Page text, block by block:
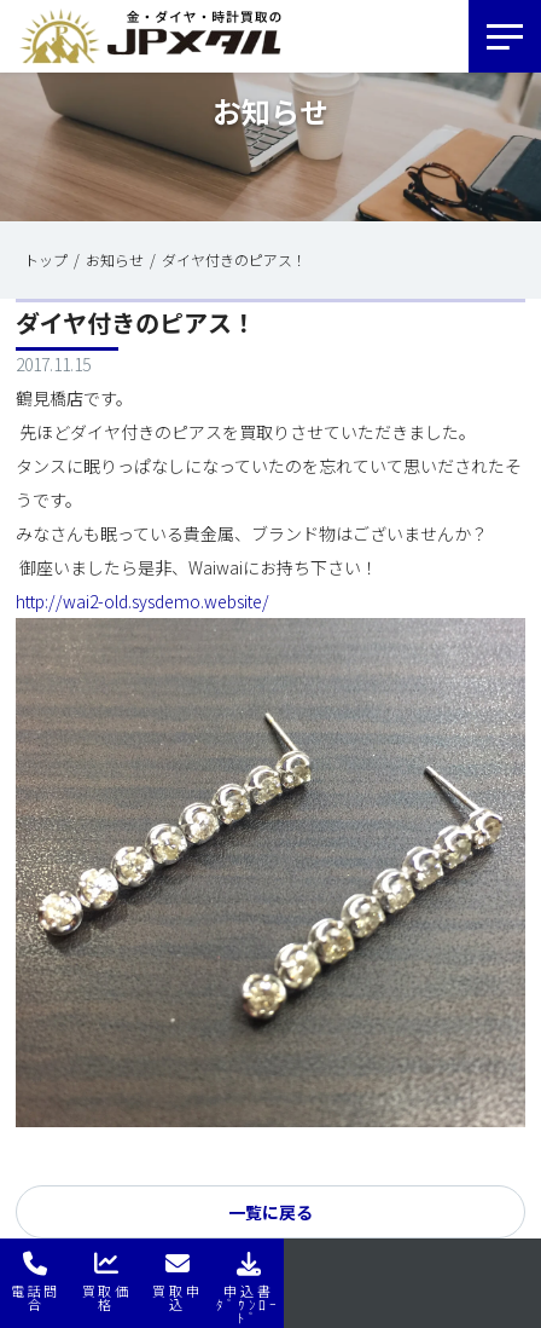
お知らせ
トップ お知らせ ダイヤ付きのピアス！
ダイヤ付きのピアス！
2017.11.15
鶴見橋店です。
先ほどダイヤ付きのピアスを買取りさせていただきました。
タンスに眠りっぱなしになっていたのを忘れていて思いだされたそ
うです。
みなさんも眠っている貴金属、ブランド物はございませんか？
御座いましたら是非、Waiwaiにお持ち下さい！
http://wai2-old.sysdemo.website/
一覧に戻る
電話問
合
買取価
格
買取申
込
申込書
ﾀﾞｳﾝﾛｰ
ﾄﾞ
はじめてナビ
はじめてナビ